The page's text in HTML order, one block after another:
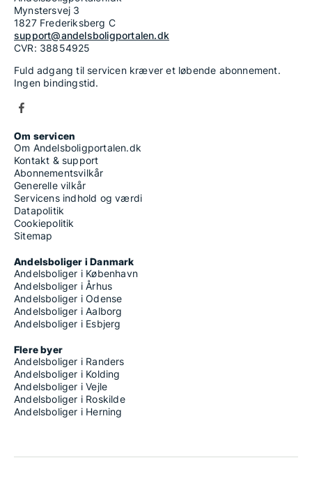
Mynstersvej 3
1827 Frederiksberg C
support@andelsboligportalen.dk
CVR: 38854925
Fuld adgang til servicen kræver et løbende abonnement.
Ingen bindingstid.
Om servicen
Om Andelsboligportalen.dk
Kontakt & support
Abonnementsvilkår
Generelle vilkår
Servicens indhold og værdi
Datapolitik
Cookiepolitik
Sitemap
Andelsboliger i Danmark
Andelsboliger i København
Andelsboliger i Århus
Andelsboliger i Odense
Andelsboliger i Aalborg
Andelsboliger i Esbjerg
Flere byer
Andelsboliger i Randers
Andelsboliger i Kolding
Andelsboliger i Vejle
Andelsboliger i Roskilde
Andelsboliger i Herning